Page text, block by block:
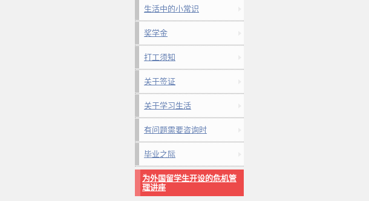
生活中的小常识
奖学金
打工须知
关于签证
关于学习生活
有问题需要咨询时
毕业之际
为外国留学生开设的危机管
理讲座